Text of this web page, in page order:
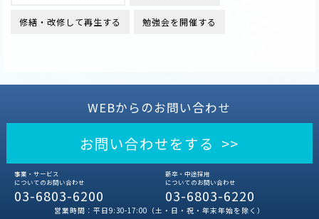
修繕・改修して再生する 勉強会を開催する
WEBからのお問い合わせ
お問い合わせをする >>
事業・サービス
についてのお問い合わせ
03-6803-6200
新卒・中途採用
についてのお問い合わせ
03-6803-6220
営業時間：平日9:30-17:00（土・日・祝・年末年始を除く）